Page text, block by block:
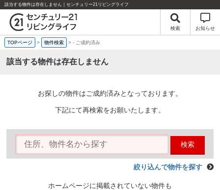
該当する物件は存在しません｜センチュリー21リビングライフ
検索 お知らせ
TOPページ > 物件検索 >- ご成約済み
該当する物件は存在しません
お探しの物件はご成約済みとなっております。
下記にて再検索をお願いたします。
検索
絞り込んで物件を探す
ホームページに掲載されていない物件も